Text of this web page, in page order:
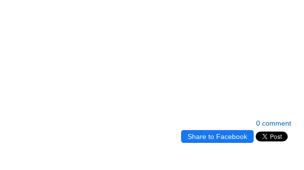
0 comment
Share to Facebook